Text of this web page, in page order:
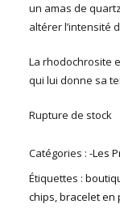
un amas de
altérer l’intensité
La rhodochrosite
qui lui donne sa
Rupture de stock
Catégories : -Les
Étiquettes :
chips,bracelet en